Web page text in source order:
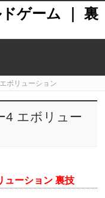
ゲーム ｜ 裏
ボリューション
4 エボリュー
ューション 裏技